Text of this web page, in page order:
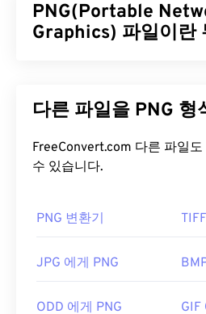
PNG(Portable
Graphics) 파일이란
PNG 이미지는RGB또는
에 사용하기 적합합니다.
니메이션도 지원합니다(
는개방형 포맷
PNG 파일을 어떻게
일반적으로 PNG 파일은 운영
다른 파일을
FreeConvert.com 다른 파일도 PNG 형식으로 변환할
수 있습니다.
PNG 변환기
JPG 에게 PNG
ODD 에게 PNG GIF